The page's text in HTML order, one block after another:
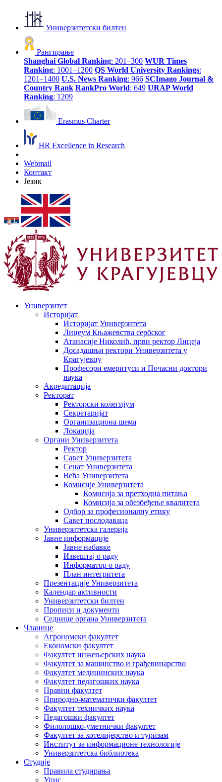
Универзитетски билтен
Рангирање
Shanghai Global Ranking: 201–300 WUR Times
Ranking: 1001–1200 QS World University Rankings:
1201–1400 U.S. News Ranking: 966 SCImago Journal &
Country Rank RankPro World: 649 URAP World
Ranking: 1209
Erasmus Charter
HR Excellence in Research
Webmail
Контакт
Језик
Универзитет
Историјат
Историјат Универзитета
Лицеум Књажевства сербског
Атанасије Николић, први ректор Лицеја
Досадашњи ректори Универзитета у
Крагујевцу
Професори емеритуси и Почасни доктори
наука
Акредитација
Ректорат
Ректорски колегијум
Секретаријат
Организациона шема
Локација
Органи Универзитета
Ректор
Савет Универзитета
Сенат Универзитета
Већа Универзитета
Комисије Универзитета
Комисија за претходна питања
Комисија за обезбеђење квалитета
Одбор за професионалну етику
Савет послодаваца
Универзитетска галерија
Јавне информације
Јавне набавке
Извештај о раду
Информатор о раду
План интегритета
Презентације Универзитета
Календар активности
Универзитетски билтен
Прописи и документи
Седнице органа Универзитета
Чланице
Агрономски факултет
Економски факултет
Факултет инжењерских наука
Факултет за машинство и грађевинарство
Факултет медицинских наука
Факултет педагошких наука
Правни факултет
Природно-математички факултет
Факултет техничких наука
Педагошки факултет
Филолошко-уметнички факултет
Факултет за хотелијерство и туризам
Институт за информационе технологије
Универзитетска библиотека
Студије
Правила студирања
Упис